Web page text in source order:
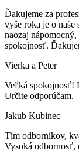
Ďakujeme za
vyše roka je o naše
naozaj
spokojnosť.
Vierka a Peter
Veľká spokojnosť!
Určite odporúčam.
Jakub Kubinec
Tím odborníkov,
Vysoká odbornosť,